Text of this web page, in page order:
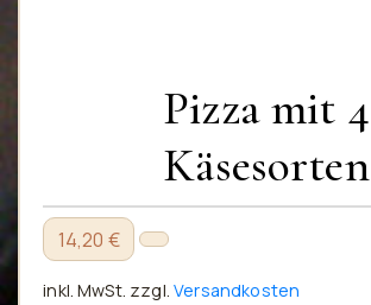
Pizza mit 4
Käsesorten
14,20 €
inkl. MwSt. zzgl.Versandkosten